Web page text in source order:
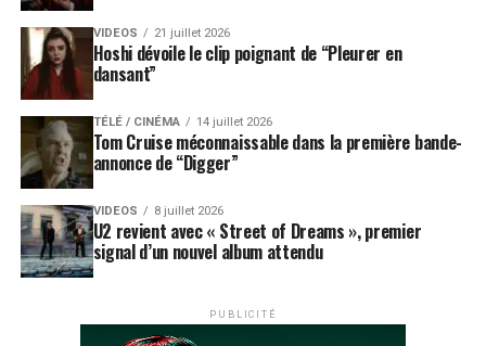
VIDEOS 21 juillet 2026
Hoshi dévoile le clip poignant de “Pleurer en
dansant”
TÉLÉ / CINÉMA 14 juillet 2026
Tom Cruise méconnaissable dans la première bande-
annonce de “Digger”
VIDEOS 8 juillet 2026
U2 revient avec « Street of Dreams », premier
signal d’un nouvel album attendu
PUBLICITÉ